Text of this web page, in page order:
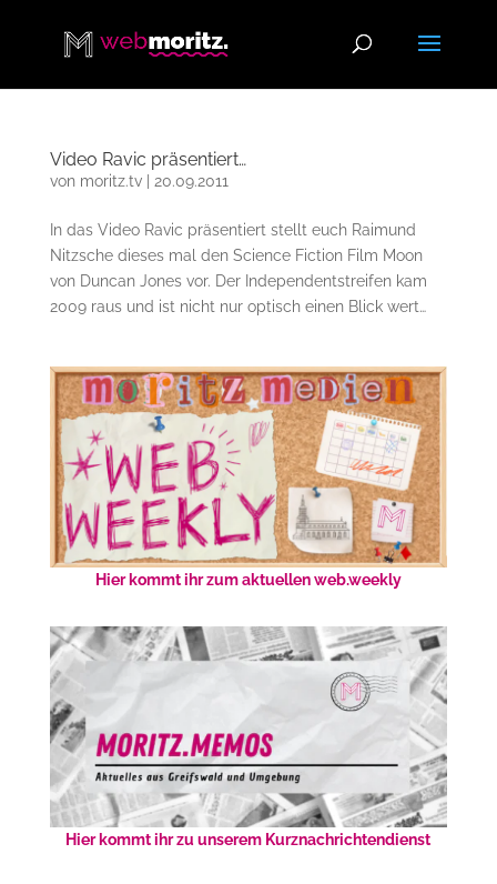
Video Ravic präsentiert…
von moritz.tv| 20.09.2011
In das Video Ravic präsentiert stellt euch Raimund
Nitzsche dieses mal den Science Fiction Film Moon
von Duncan Jones vor. Der Independentstreifen kam
2009 raus und ist nicht nur optisch einen Blick wert…
Hier kommt ihr zum aktuellen web.weekly
Hier kommt ihr zu unserem Kurznachrichtendienst